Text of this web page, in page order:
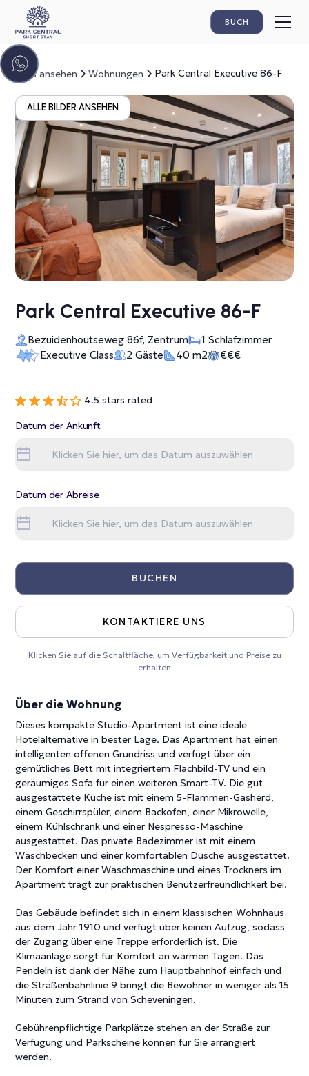
BUCH
Alles ansehen Wohnungen Park Central Executive 86-F
ALLE BILDER ANSEHEN
Park Central Executive 86-F
Bezuidenhoutseweg 86f, Zentrum
1 Schlafzimmer
Executive Class
2 Gäste 40 m2 €€€
Über die Wohnung
Dieses kompakte Studio-Apartment ist eine ideale
Hotelalternative in bester Lage. Das Apartment hat einen
intelligenten offenen Grundriss und verfügt über ein
gemütliches Bett mit integriertem Flachbild-TV und ein
geräumiges Sofa für einen weiteren Smart-TV. Die gut
ausgestattete Küche ist mit einem 5-Flammen-Gasherd,
einem Geschirrspüler, einem Backofen, einer Mikrowelle,
einem Kühlschrank und einer Nespresso-Maschine
ausgestattet. Das private Badezimmer ist mit einem
Waschbecken und einer komfortablen Dusche ausgestattet.
Der Komfort einer Waschmaschine und eines Trockners im
Apartment trägt zur praktischen Benutzerfreundlichkeit bei.
Das Gebäude befindet sich in einem klassischen Wohnhaus
aus dem Jahr 1910 und verfügt über keinen Aufzug, sodass
der Zugang über eine Treppe erforderlich ist. Die
Klimaanlage sorgt für Komfort an warmen Tagen. Das
Pendeln ist dank der Nähe zum Hauptbahnhof einfach und
die Straßenbahnlinie 9 bringt die Bewohner in weniger als 15
Minuten zum Strand von Scheveningen.
Gebührenpflichtige Parkplätze stehen an der Straße zur
Verfügung und Parkscheine können für Sie arrangiert
werden.
4.5 stars rated
Datum der Ankunft
Datum der Abreise
BUCHEN
KONTAKTIERE UNS
Klicken Sie auf die Schaltfläche, um Verfügbarkeit und Preise zu
erhalten